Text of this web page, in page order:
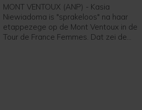
MONT VENTOUX (ANP) - Kasia
Niewiadoma is "sprakeloos" na haar
etappezege op de Mont Ventoux in de
Tour de France Femmes. Dat zei de